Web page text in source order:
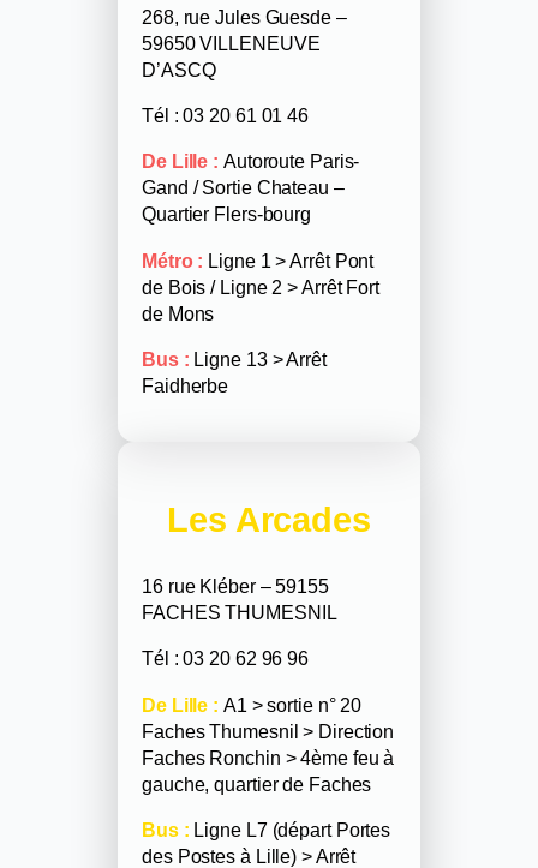
268, rue Jules Guesde –
59650 VILLENEUVE
D’ASCQ
Tél : 03 20 61 01 46
De Lille : Autoroute Paris-
Gand / Sortie Chateau –
Quartier Flers-bourg
Métro : Ligne 1 > Arrêt Pont
de Bois / Ligne 2 > Arrêt Fort
de Mons
Bus : Ligne 13 > Arrêt
Faidherbe
Les Arcades
16 rue Kléber – 59155
FACHES THUMESNIL
Tél : 03 20 62 96 96
De Lille : A1 > sortie n° 20
Faches Thumesnil > Direction
Faches Ronchin > 4ème feu à
gauche, quartier de Faches
Bus : Ligne L7 (départ Portes
des Postes à Lille) > Arrêt